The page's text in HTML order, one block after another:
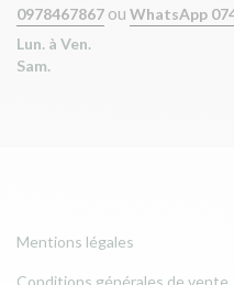
0978467867 ou WhatsApp
Lun. à Ven.
Sam.
Mentions légales
Conditions générales de vente